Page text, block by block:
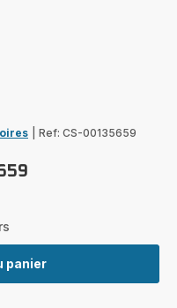
Ref: CS-00135659
panier